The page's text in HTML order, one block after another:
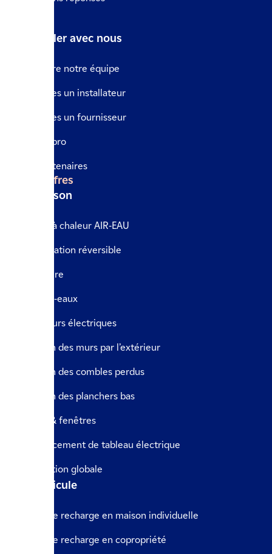
Travailler avec nous
Rejoindre notre équipe
Vous êtes un installateur
Vous êtes un fournisseur
Espace pro
Nos partenaires
Nos offres
La maison
Pompe à chaleur AIR-EAU
Climatisation réversible
Chaudière
Chauffe-eaux
Radiateurs électriques
Isolation des murs par l’extérieur
Isolation des combles perdus
Isolation des planchers bas
Portes & fenêtres
Remplacement de tableau électrique
Rénovation globale
Le véhicule
Borne de recharge en maison individuelle
Borne de recharge en copropriété